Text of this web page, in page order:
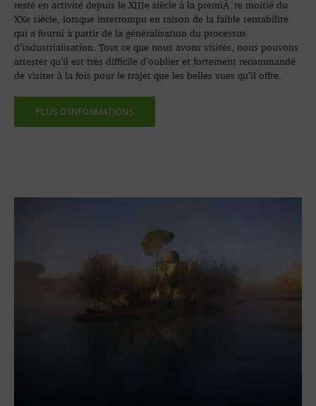
resté en activité depuis le XIIIe siècle à la premiÃ¨re moitié du
XXe siècle, lorsque interrompu en raison de la faible rentabilité
qui a fourni à partir de la généralisation du processus
d’industrialisation. Tout ce que nous avons visités, nous pouvons
attester qu’il est très difficile d’oublier et fortement recommandé
de visiter à la fois pour le trajet que les belles vues qu’il offre.
PLUS D'INFORMATIONS